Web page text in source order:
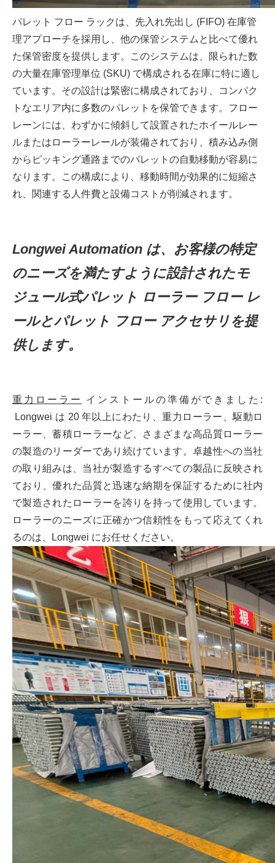
パレット フロー ラックは、先入れ先出し (FIFO) 在庫管
理アプローチを採用し、他の保管システムと比べて優れ
た保管密度を提供します。このシステムは、限られた数
の大量在庫管理単位 (SKU) で構成される在庫に特に適し
ています。その設計は緊密に構成されており、コンパク
トなエリア内に多数のパレットを保管できます。フロー
レーンには、わずかに傾斜して設置されたホイールレー
ルまたはローラーレールが装備されており、積み込み側
からピッキング通路までのパレットの自動移動が容易に
なります。この構成により、移動時間が効果的に短縮さ
れ、関連する人件費と設備コストが削減されます。
Longwei Automation は、お客様の特定
のニーズを満たすように設計されたモ
ジュール式パレット ローラー フロー レ
ールとパレット フロー アクセサリを提
供します。
重力ローラー
インストールの準備ができました:
Longwei は 20 年以上にわたり、重力ローラー、駆動ロ
ーラー、蓄積ローラーなど、さまざまな高品質ローラー
の製造のリーダーであり続けています。卓越性への当社
の取り組みは、当社が製造するすべての製品に反映され
ており、優れた品質と迅速な納期を保証するために社内
で製造されたローラーを誇りを持って使用しています。
ローラーのニーズに正確かつ信頼性をもって応えてくれ
るのは、Longwei にお任せください。